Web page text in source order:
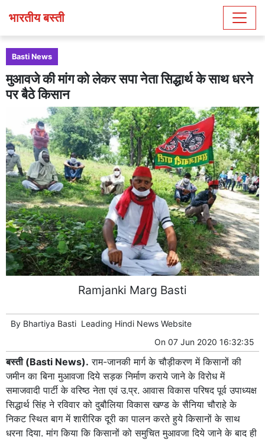
भारतीय बस्ती
Basti News
मुआवजे की मांग को लेकर सपा नेता सिद्धार्थ के साथ धरने
पर बैठे किसान
Ramjanki Marg Basti
By Bhartiya Basti Leading Hindi News Website
On 07 Jun 2020 16:32:35
बस्ती (Basti News). राम-जानकी मार्ग के चौड़ीकरण में किसानों की
जमीन का बिना मुआवजा दिये सड़क निर्माण कराये जाने के विरोध में
समाजवादी पार्टी के वरिष्ठ नेता एवं उ.प्र. आवास विकास परिषद पूर्व उपाध्यक्ष
सिद्धार्थ सिंह ने रविवार को दुबौलिया विकास खण्ड के सैनिया चौराहे के
निकट स्थित बाग में शारीरिक दूरी का पालन करते हुये किसानों के साथ
धरना दिया. मांग किया कि किसानों को समुचित मुआवजा दिये जाने के बाद ही